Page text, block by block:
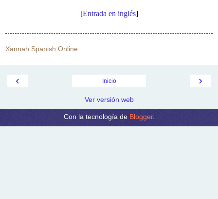
[Entrada en inglés]
Xannah Spanish Online
‹ ›
Inicio
Ver versión web
Con la tecnología de Blogger.